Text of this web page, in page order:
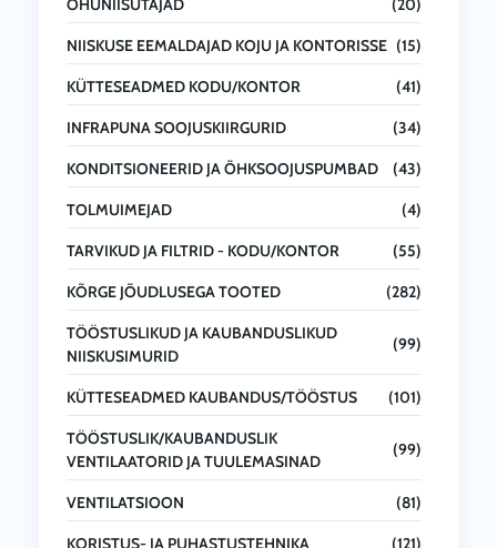
NIISKUSE EEMALDAJAD KOJU JA KONTORISSE (15)
KÜTTESEADMED KODU/KONTOR (41)
INFRAPUNA SOOJUSKIIRGURID (34)
KONDITSIONEERID JA ÕHKSOOJUSPUMBAD (43)
TOLMUIMEJAD (4)
TARVIKUD JA FILTRID - KODU/KONTOR (55)
KÕRGE JÕUDLUSEGA TOOTED (282)
TÖÖSTUSLIKUD JA KAUBANDUSLIKUD
NIISKUSIMURID
(99)
KÜTTESEADMED KAUBANDUS/TÖÖSTUS (101)
TÖÖSTUSLIK/KAUBANDUSLIK
VENTILAATORID JA TUULEMASINAD
(99)
VENTILATSIOON (81)
KORISTUS- JA PUHASTUSTEHNIKA (121)